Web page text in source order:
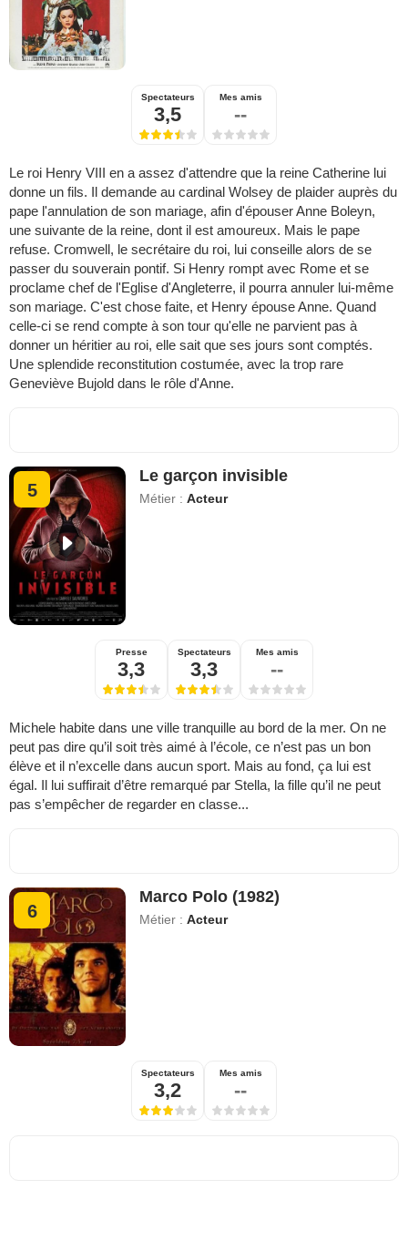
Spectateurs
3,5
Mes amis
--
Le roi Henry VIII en a assez d'attendre que la reine Catherine lui
donne un fils. Il demande au cardinal Wolsey de plaider auprès du
pape l'annulation de son mariage, afin d'épouser Anne Boleyn,
une suivante de la reine, dont il est amoureux. Mais le pape
refuse. Cromwell, le secrétaire du roi, lui conseille alors de se
passer du souverain pontif. Si Henry rompt avec Rome et se
proclame chef de l'Eglise d'Angleterre, il pourra annuler lui-même
son mariage. C'est chose faite, et Henry épouse Anne. Quand
celle-ci se rend compte à son tour qu'elle ne parvient pas à
donner un héritier au roi, elle sait que ses jours sont comptés.
Une splendide reconstitution costumée, avec la trop rare
Geneviève Bujold dans le rôle d'Anne.
5
Le garçon invisible
Métier :Acteur
Presse
3,3
Spectateurs
3,3
Mes amis
--
Michele habite dans une ville tranquille au bord de la mer. On ne
peut pas dire qu’il soit très aimé à l’école, ce n’est pas un bon
élève et il n’excelle dans aucun sport. Mais au fond, ça lui est
égal. Il lui suffirait d’être remarqué par Stella, la fille qu’il ne peut
pas s’empêcher de regarder en classe...
6
Marco Polo (1982)
Métier :Acteur
Spectateurs
3,2
Mes amis
--